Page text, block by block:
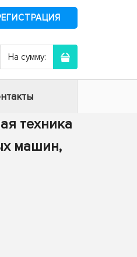
На сумму:
техника
машин,